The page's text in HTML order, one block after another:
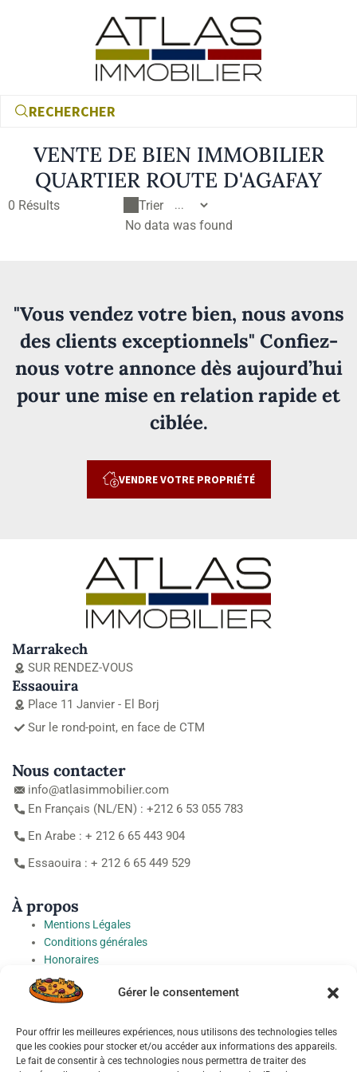
Gérer le consentement
Pour offrir les meilleures expériences, nous utilisons des technologies telles
que les cookies pour stocker et/ou accéder aux informations des appareils.
Le fait de consentir à ces technologies nous permettra de traiter des
RECHERCHER
€
RECHERCHER
VENTE DE BIEN IMMOBILIER
QUARTIER ROUTE D'AGAFAY
0 Résults
Trier
No data was found
"Vous vendez votre bien, nous avons
des clients exceptionnels" Confiez-
nous votre annonce dès aujourd’hui
pour une mise en relation rapide et
ciblée.
VENDRE VOTRE PROPRIÉTÉ
Marrakech
SUR RENDEZ-VOUS
Essaouira
Place 11 Janvier - El Borj
Sur le rond-point, en face de CTM
Nous contacter
info@atlasimmobilier.com
En Français (NL/EN) : +212 6 53 055 783
En Arabe : + 212 6 65 443 904
Essaouira : + 212 6 65 449 529
À propos
Mentions Légales
Conditions générales
Honoraires
Charte de protection des Données à caractère personnel
Préférences cookies
Socials